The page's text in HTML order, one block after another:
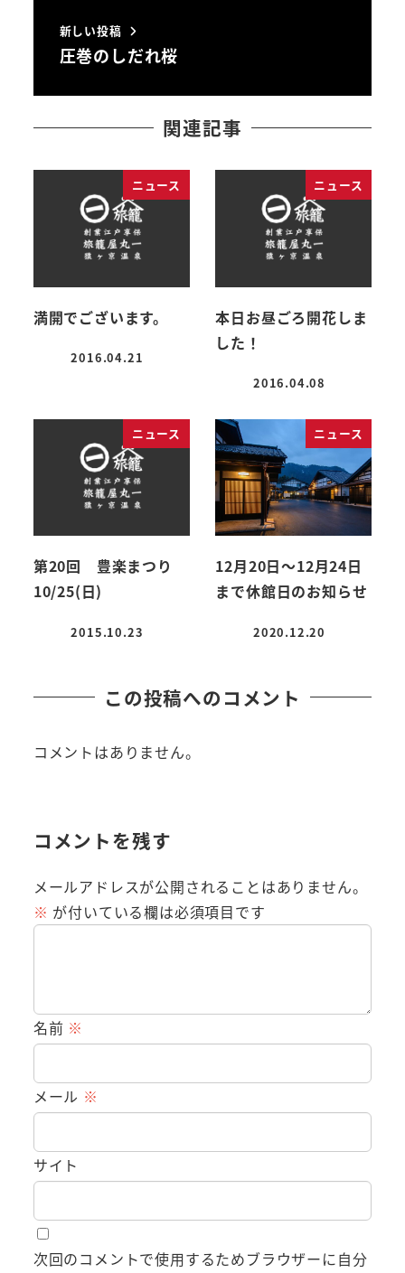
新しい投稿
圧巻のしだれ桜
関連記事
ニュース
満開でございます。
投稿日
2016.04.21
ニュース
本日お昼ごろ開花しま
した！
投稿日
2016.04.08
ニュース
第20回 豊楽まつり
10/25(日)
投稿日
2015.10.23
ニュース
12月20日～12月24日
まで休館日のお知らせ
投稿日
2020.12.20
この投稿へのコメント
コメントはありません。
コメントを残す
メールアドレスが公開されることはありません。
※ が付いている欄は必須項目です
名前 ※
メール ※
サイト
次回のコメントで使用するためブラウザーに自分